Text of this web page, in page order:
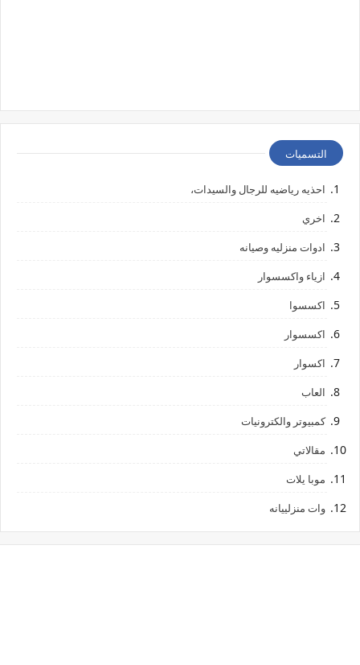
التسميات
احذيه رياضيه للرجال والسيدات،
اخري
ادوات منزليه وصيانه
ازياء واكسسوار
اكسسوا
اكسسوار
اكسوار
العاب
كمبيوتر والكترونيات
مقالاتي
موبا يلات
وات منزلييانه